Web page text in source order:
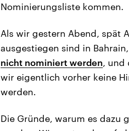
Nominierungsliste kommen.
Als wir gestern Abend, spät
ausgestiegen sind in
nicht nominiert werden, und
wir eigentlich vorher keine
werden.
Die Gründe, warum es